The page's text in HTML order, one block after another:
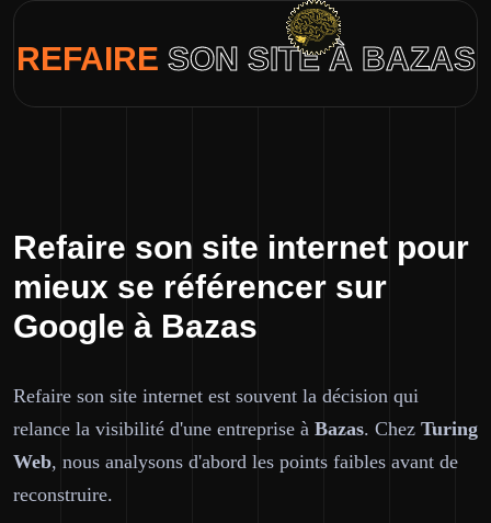
REFAIRE SON SITE À BAZAS
Refaire son site internet pour
mieux se référencer sur
Google à Bazas
Refaire son site internet est souvent la décision qui
relance la visibilité d'une entreprise à Bazas. Chez Turing
Web, nous analysons d'abord les points faibles avant de
reconstruire.